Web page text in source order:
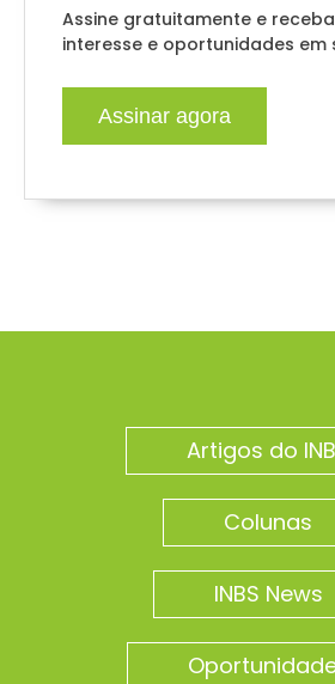
Assine gratuitamente e
interesse e oportunidades em
Assinar agora
Artigos do
Colunas
INBS News